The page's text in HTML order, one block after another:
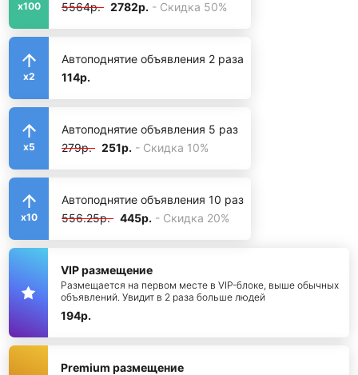
x100
5564р. 2782р. - Скидка 50%
x2
Автоподнятие объявления 2 раза
114р.
x5
Автоподнятие объявления 5 раз
279р. 251р. - Скидка 10%
x10
Автоподнятие объявления 10 раз
556.25р. 445р. - Скидка 20%
VIP размещение
Размещается на первом месте в VIP-блоке, выше обычных
объявлений. Увидит в 2 раза больше людей
194р.
Premium размещение